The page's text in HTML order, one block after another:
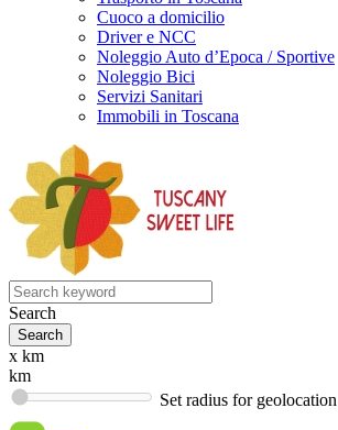
Cuoco a domicilio
Driver e NCC
Noleggio Auto d’Epoca / Sportive
Noleggio Bici
Servizi Sanitari
Immobili in Toscana
Search
x km
km
Set radius for geolocation